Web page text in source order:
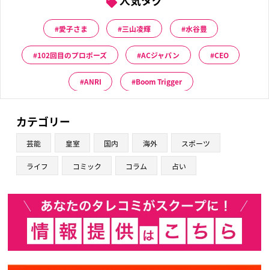
愛子さま 三山凌輝 水谷豊
102回目のプロポーズ ACジャパン CEO
ANRI Boom Trigger
カテゴリー
芸能 皇室 国内 海外 スポーツ
ライフ コミック コラム 占い